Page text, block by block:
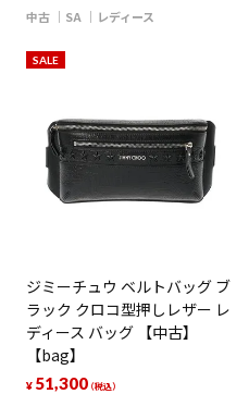
中古 SA レディース
SALE
ジミーチュウ ベルトバッグ ブ
ラック クロコ型押しレザー レ
ディース バッグ 【中古】
【bag】
¥ 51,300（税込）